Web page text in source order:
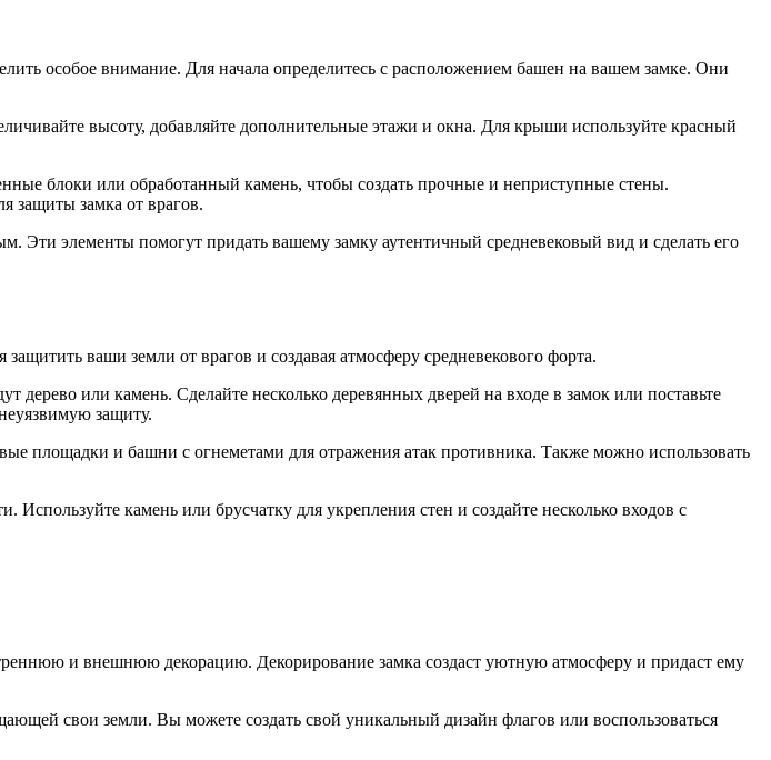
особое внимание. Для начала определитесь с расположением башен на вашем замке. Они
высоту, добавляйте дополнительные этажи и окна. Для крыши используйте красный
блоки или обработанный камень, чтобы создать прочные и неприступные стены.
защиты замка от врагов.
Эти элементы помогут придать вашему замку аутентичный средневековый вид и сделать его
ваши земли от врагов и создавая атмосферу средневекового форта.
или камень. Сделайте несколько деревянных дверей на входе в замок или поставьте
защиту.
площадки и башни с огнеметами для отражения атак противника. Также можно использовать
камень или брусчатку для укрепления стен и создайте несколько входов с
и внешнюю декорацию. Декорирование замка создаст уютную атмосферу и придаст ему
свои земли. Вы можете создать свой уникальный дизайн флагов или воспользоваться